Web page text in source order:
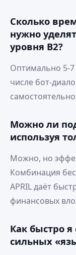
Сколько
нужно
уровня B2?
Оптимально
числе
Можно ли
используя
Можно, но
Комбинация
APRIL даёт
финансовых
Как быстро я
сильных